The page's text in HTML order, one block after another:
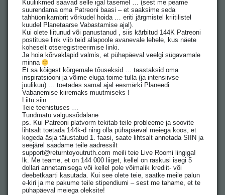
Kuuliikmed saavad selle igal tasemel … (sest me peame
suurendama oma Patreoni baasi – et saaksime seda
tahhüonikambrit võrkudel hoida … eriti järgmistel kriitilistel
kuudel Planetaarse Vabastamise ajal).
Kui olete liitunud või panustanud , siis kärbitud 144K Patreoni
postituse link viib teid allapoole avanevale lehele, kus näete
koheselt otseregistreerimise linki.
Ja hoia kõrvaklapid valmis, et pühapäeval veelgi sügavamale
minna
Et sa kõigest kõrgemale tõuseksid … taastaksid oma
inspiratsiooni ja võime eluga toime tulla (ja intensiivse
juulikuu) … toetades samal ajal eesmärki Planeedi
Vabanemise kiiremaks muutmiseks !
Liitu siin …
Teie teenistuses …
Tundmatu valgussõdalane
ps. Kui Patreoni platvorm tekitab teile probleeme ja soovite
lihtsalt toetada 144k-d ning olla pühapäeval meiega koos, et
kogeda äsja täiustatud 1. faasi, saate lihtsalt annetada SIIN ja
seejärel saadame teile aadressilt
support@returntoyoutruth.com meili teie Live Roomi lingiga!
lk. Me teame, et on 144 000 liiget, kellel on raskusi isegi 5
dollari annetamisega või kellel pole võimalik krediit- või
deebetkaarti kasutada. Kui see olete teie, saatke meile palun
e-kiri ja me pakume teile stipendiumi – sest me tahame, et te
pühapäeval meiega oleksite!